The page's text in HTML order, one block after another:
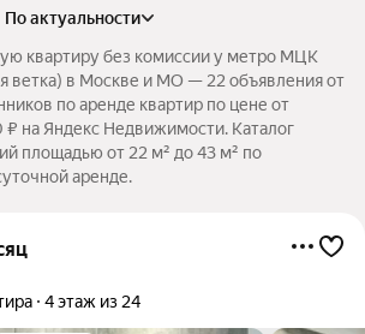
по актуальности
квартиру без комиссии у метро МЦК
ветка) в Москве и МО — 22 объявления от
по аренде квартир по цене от
на Яндекс Недвижимости. Каталог
площадью от 22 м² до 43 м² по
аренде.
4 этаж из 24